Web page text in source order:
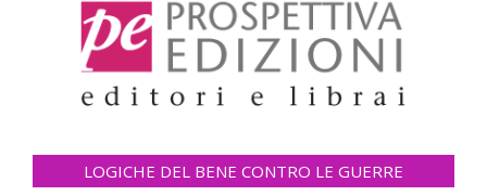
LOGICHE DEL BENE CONTRO LE GUERRE